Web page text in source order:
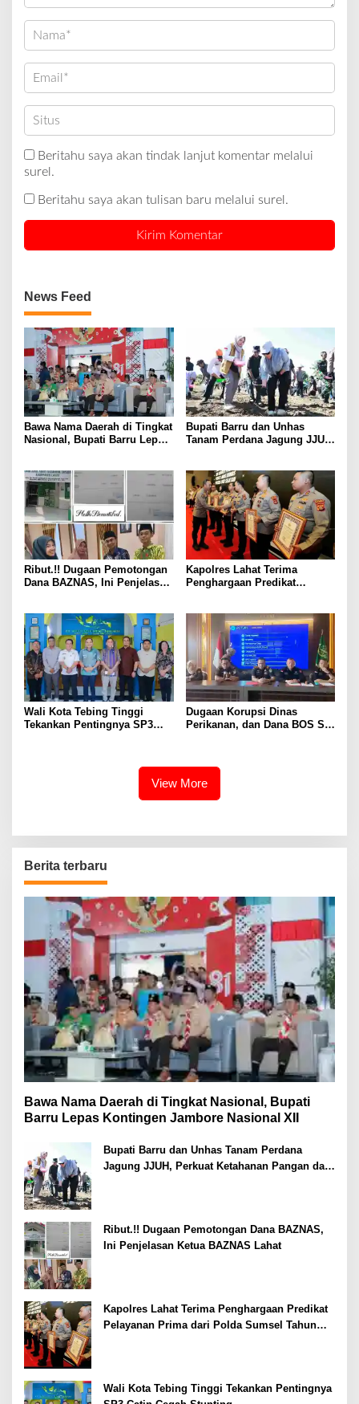
Beritahu saya akan tindak lanjut komentar melalui
surel.
Beritahu saya akan tulisan baru melalui surel.
News Feed
Bawa Nama Daerah di Tingkat
Nasional, Bupati Barru Lepas
Bupati Barru dan Unhas
Tanam Perdana Jagung JJUH,
Ribut.!! Dugaan Pemotongan
Dana BAZNAS, Ini Penjelasan
Kapolres Lahat Terima
Penghargaan Predikat
Wali Kota Tebing Tinggi
Tekankan Pentingnya SP3
Dugaan Korupsi Dinas
Perikanan, dan Dana BOS SD
View More
Berita terbaru
Bawa Nama Daerah di Tingkat Nasional, Bupati
Barru Lepas Kontingen Jambore Nasional XII
Bupati Barru dan Unhas Tanam Perdana
Jagung JJUH, Perkuat Ketahanan Pangan dan
Ribut.!! Dugaan Pemotongan Dana BAZNAS,
Ini Penjelasan Ketua BAZNAS Lahat
Kapolres Lahat Terima Penghargaan Predikat
Pelayanan Prima dari Polda Sumsel Tahun
Wali Kota Tebing Tinggi Tekankan Pentingnya